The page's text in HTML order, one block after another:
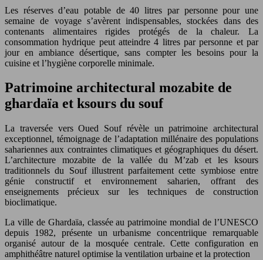
Les réserves d’eau potable de 40 litres par personne pour une
semaine de voyage s’avèrent indispensables, stockées dans des
contenants alimentaires rigides protégés de la chaleur. La
consommation hydrique peut atteindre 4 litres par personne et par
jour en ambiance désertique, sans compter les besoins pour la
cuisine et l’hygiène corporelle minimale.
Patrimoine architectural mozabite de
ghardaïa et ksours du souf
La traversée vers Oued Souf révèle un patrimoine architectural
exceptionnel, témoignage de l’adaptation millénaire des populations
sahariennes aux contraintes climatiques et géographiques du désert.
L’architecture mozabite de la vallée du M’zab et les ksours
traditionnels du Souf illustrent parfaitement cette symbiose entre
génie constructif et environnement saharien, offrant des
enseignements précieux sur les techniques de construction
bioclimatique.
La ville de Ghardaïa, classée au patrimoine mondial de l’UNESCO
depuis 1982, présente un urbanisme concentriique remarquable
organisé autour de la mosquée centrale. Cette configuration en
amphithéâtre naturel optimise la ventilation urbaine et la protection